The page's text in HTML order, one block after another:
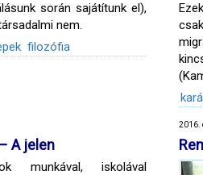
során sajátítunk el),
nem.
filozófia
A jelen
munkával, iskolával
2016.